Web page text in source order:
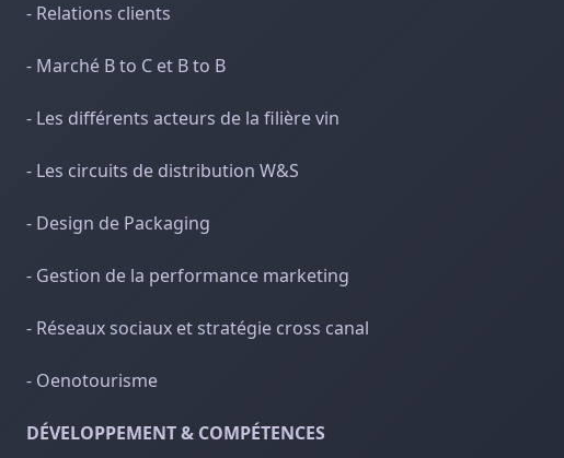
- Relations clients
- Marché B to C et B to B
- Les différents acteurs de la filière vin
- Les circuits de distribution W&S
- Design de Packaging
- Gestion de la performance marketing
- Réseaux sociaux et stratégie cross canal
- Oenotourisme
DÉVELOPPEMENT & COMPÉTENCES